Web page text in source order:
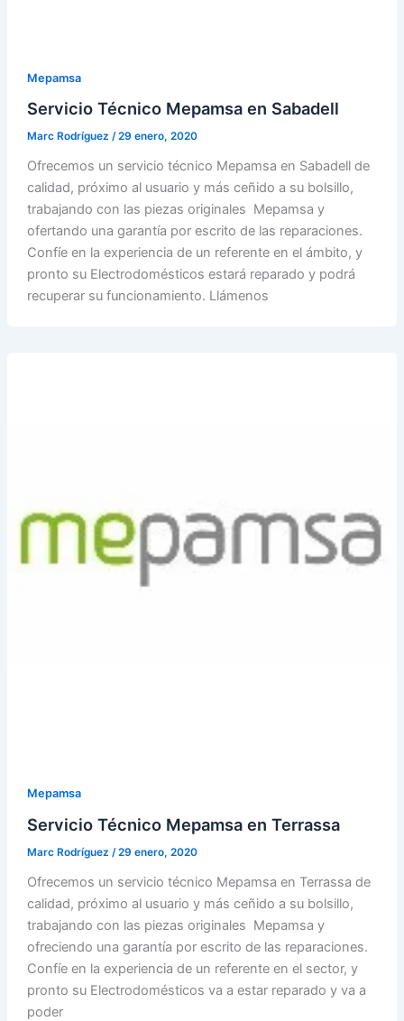
Mepamsa
Servicio Técnico Mepamsa en Sabadell
Marc Rodríguez /29 enero, 2020
Ofrecemos un servicio técnico Mepamsa en Sabadell de
calidad, próximo al usuario y más ceñido a su bolsillo,
trabajando con las piezas originales Mepamsa y
ofertando una garantía por escrito de las reparaciones.
Confíe en la experiencia de un referente en el ámbito, y
pronto su Electrodomésticos estará reparado y podrá
recuperar su funcionamiento. Llámenos
Mepamsa
Servicio Técnico Mepamsa en Terrassa
Marc Rodríguez /29 enero, 2020
Ofrecemos un servicio técnico Mepamsa en Terrassa de
calidad, próximo al usuario y más ceñido a su bolsillo,
trabajando con las piezas originales Mepamsa y
ofreciendo una garantía por escrito de las reparaciones.
Confíe en la experiencia de un referente en el sector, y
pronto su Electrodomésticos va a estar reparado y va a
poder